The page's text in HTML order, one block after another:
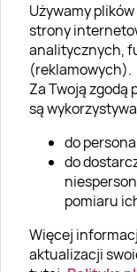
Używamy
strony
analitycznych,
(reklamowych).
Za Twoją
są
do
do
pomiaru
Więcej
aktualizacji
O SUPERPREZENTY
O nas
Aktualności
Kariera w Super
Klub Lojalnościowy
Dodaj recenzję